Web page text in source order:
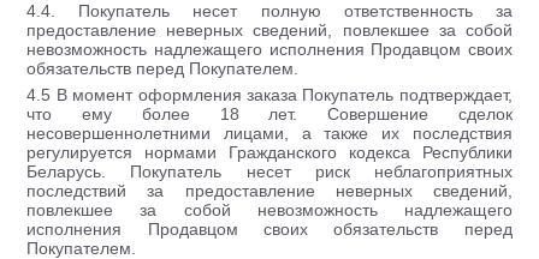
4.4. Покупатель несет полную ответственность за
предоставление неверных сведений, повлекшее за собой
невозможность надлежащего исполнения Продавцом своих
обязательств перед Покупателем.
4.5 В момент оформления заказа Покупатель подтверждает,
что ему более 18 лет. Совершение сделок
несовершеннолетними лицами, а также их последствия
регулируется нормами Гражданского кодекса Республики
Беларусь. Покупатель несет риск неблагоприятных
последствий за предоставление неверных сведений,
повлекшее за собой невозможность надлежащего
исполнения Продавцом своих обязательств перед
Покупателем.